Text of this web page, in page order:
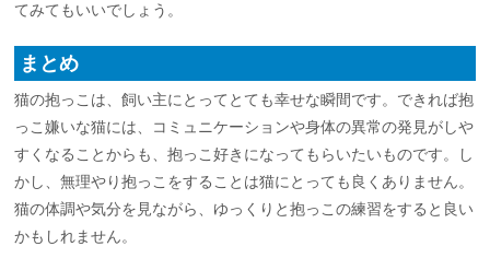
てみてもいいでしょう。
まとめ
猫の抱っこは、飼い主にとってとても幸せな瞬間です。できれば抱
っこ嫌いな猫には、コミュニケーションや身体の異常の発見がしや
すくなることからも、抱っこ好きになってもらいたいものです。し
かし、無理やり抱っこをすることは猫にとっても良くありません。
猫の体調や気分を見ながら、ゆっくりと抱っこの練習をすると良い
かもしれません。